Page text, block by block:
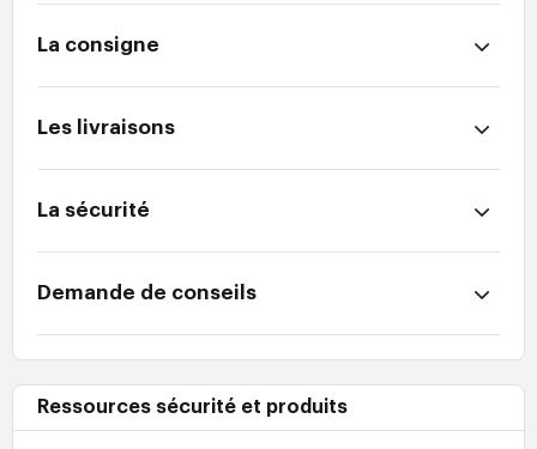
La consigne
Les livraisons
La sécurité
Demande de conseils
Ressources sécurité et produits